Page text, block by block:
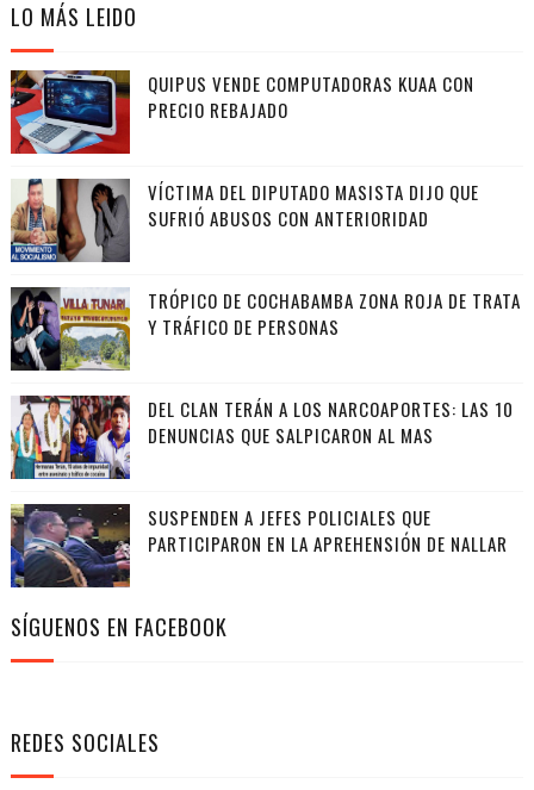
LO MÁS LEIDO
QUIPUS VENDE COMPUTADORAS KUAA CON
PRECIO REBAJADO
VÍCTIMA DEL DIPUTADO MASISTA DIJO QUE
SUFRIÓ ABUSOS CON ANTERIORIDAD
TRÓPICO DE COCHABAMBA ZONA ROJA DE TRATA
Y TRÁFICO DE PERSONAS
DEL CLAN TERÁN A LOS NARCOAPORTES: LAS 10
DENUNCIAS QUE SALPICARON AL MAS
SUSPENDEN A JEFES POLICIALES QUE
PARTICIPARON EN LA APREHENSIÓN DE NALLAR
SÍGUENOS EN FACEBOOK
REDES SOCIALES